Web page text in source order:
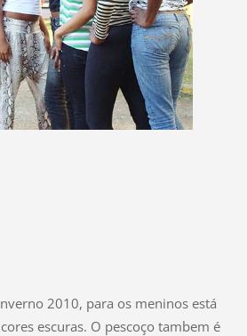
2010, para os meninos está
escuras. O pescoço tambem é